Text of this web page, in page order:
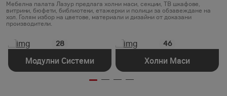
Мебелна палата Лазур предлага холни маси, секции, ТВ шкафове,
витрини, бюфети, библиотеки, етажерки и полици за обзавеждане на
хол. Голям избор на цветове, материали и дизайни от доказани
производители.
28
Модулни Системи
46
Холни Маси